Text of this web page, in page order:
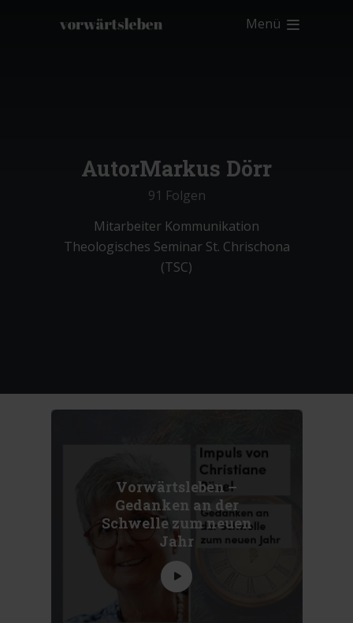
Menü
AutorMarkus Dörr
91 Folgen
Mitarbeiter Kommunikation
Theologisches Seminar St. Chrischona
(TSC)
Vorwärtsleben –
Gedanken an der
Schwelle zum neuen
Jahr